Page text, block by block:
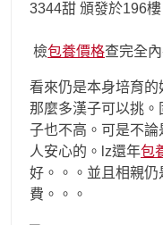
3344甜 頒發於196樓
檢包養價格查完全
看來仍是本身培育
那麼多漢子可以挑
子也不高。可是不
人安心的。lz還年包
好。。。並且相親
費。。。